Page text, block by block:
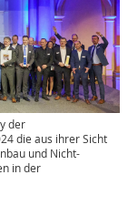
der
die aus ihrer Sicht
und Nicht-
in der